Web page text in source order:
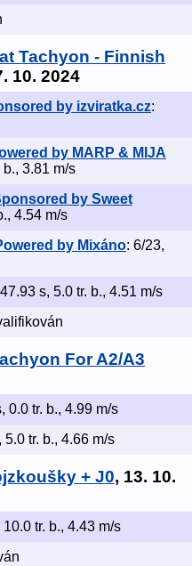
Tachyon - Finnish
10. 2024
by izviratka.cz:
by MARP & MIJA
b., 3.81 m/s
by Sweet
4.54 m/s
by Mixáno: 6/23,
s, 5.0 tr. b., 4.51 m/s
For A2/A3
0.0 tr. b., 4.99 m/s
5.0 tr. b., 4.66 m/s
+ J0, 13. 10.
tr. b., 4.43 m/s